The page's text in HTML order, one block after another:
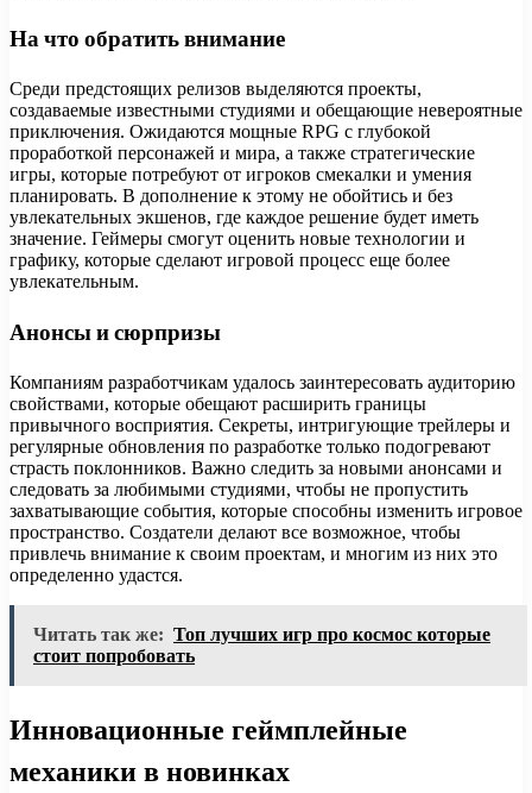
На что обратить внимание
Среди предстоящих релизов выделяются проекты,
создаваемые известными студиями и обещающие невероятные
приключения. Ожидаются мощные RPG с глубокой
проработкой персонажей и мира, а также стратегические
игры, которые потребуют от игроков смекалки и умения
планировать. В дополнение к этому не обойтись и без
увлекательных экшенов, где каждое решение будет иметь
значение. Геймеры смогут оценить новые технологии и
графику, которые сделают игровой процесс еще более
увлекательным.
Анонсы и сюрпризы
Компаниям разработчикам удалось заинтересовать аудиторию
свойствами, которые обещают расширить границы
привычного восприятия. Секреты, интригующие трейлеры и
регулярные обновления по разработке только подогревают
страсть поклонников. Важно следить за новыми анонсами и
следовать за любимыми студиями, чтобы не пропустить
захватывающие события, которые способны изменить игровое
пространство. Создатели делают все возможное, чтобы
привлечь внимание к своим проектам, и многим из них это
определенно удастся.
Читать так же: Топ лучших игр про космос которые
стоит попробовать
Инновационные геймплейные
механики в новинках